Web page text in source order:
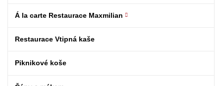
Á la carte Restaurace Maxmilian
Restaurace Vtipná kaše
Piknikové koše